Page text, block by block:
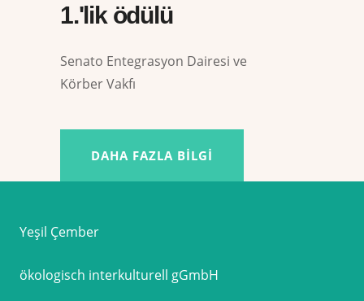
1.'lik ödülü
Senato Entegrasyon Dairesi ve
Körber Vakfı
DAHA FAZLA BILGI
Yeşil Çember
ökologisch interkulturell gGmbH